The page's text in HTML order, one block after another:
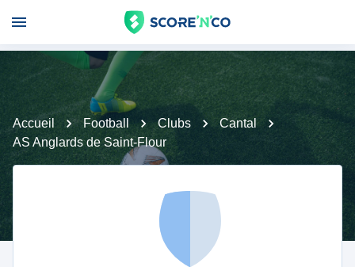
Accueil Football Clubs
Cantal
AS Anglards de Saint-Flour